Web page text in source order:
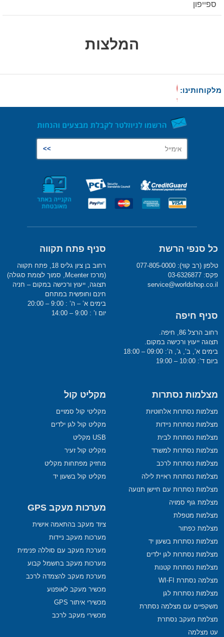
ספייפון
המלצות
מלקוחותינו:
כל סנפי הרשת
טלפון (רב קווי): 077-805-0000
פקס: 03-6326877
service@worldshop.co.il
סניף חיפה
רחוב הרצל 86, חיפה.
תצוגה ייעוץ ורכישה במקום.
בימים א’, ב’, ג’, ה’: 09:00 – 18:00
ביום ד’: 10:00 – 19:00
סניף פתח תקווה
רחוב בן ציון גליס 18, פתח תקווה
(מרכז Mcenter, סמוך לצומת סגולה)
תצוגה, ייעוץ ורכישה במקום – חניה
חינם וחופשית במתחם
בימים א’ – ה’ : 9:00 – 20:00
יום ו’ : 9:00 – 14:00
מצלמות נסתרות
מצלמות נסתרות אלחוטיות
מצלמות נסתרות ניידות
מצלמות נסתרות לבית
מצלמות נסתרות למשרד
מצלמות נסתרות לרכב
מצלמות נסתרות ראיית לילה
מצלמות נסתרות עם חיישן תנועה
מצלמת גוף סמויה
מצלמות מטפלת
מצלמת כפתור
מצלמות נסתרות בשעון יד
מצלמות נסתרות לגן ילדים
מצלמות נסתרות קטנות
מצלמה נסתרת WI-FI
מצלמות נסתרות לגן
משקפיים עם מצלמה נסתרת
מצלמת מעקב נסתרת
עט מצלמה
מקליט קול
מקליטי קול סמויים
מקליט קול לגן ילדים
USB מקליט
מקליט קול זעיר
מחזיק מפתחות מקליט
מקליט קול בשעון יד
מערכות מעקב GPS
ציוד מעקב בהתאמה אישית
מערכות מעקב ניידות
מערכת מעקב עם סוללה פנימית
מערכות מעקב בחשמל קבוע
מערכת מעקב להצמדה לרכב
מכשיר מעקב לאופנוע
מכשירי איתור GPS
מכשירי מעקב לרכב